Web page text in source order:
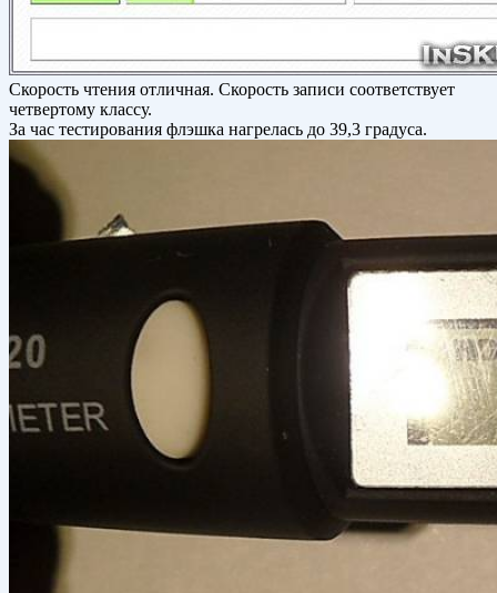
Скорость чтения отличная. Скорость записи соответствует
четвертому классу.
За час тестирования флэшка нагрелась до 39,3 градуса.